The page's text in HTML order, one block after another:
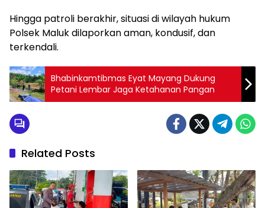
Hingga patroli berakhir, situasi di wilayah hukum
Polsek Maluk dilaporkan aman, kondusif, dan
terkendali.
Bhabinkamtibmas Eyat Mayang Dukung
Petani Lembar Jaga Ketahanan Pangan
Related Posts